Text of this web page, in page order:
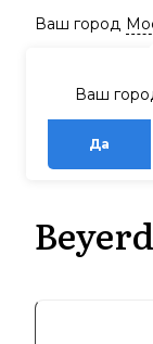
Ваш
Да
Ваш город
Главная –